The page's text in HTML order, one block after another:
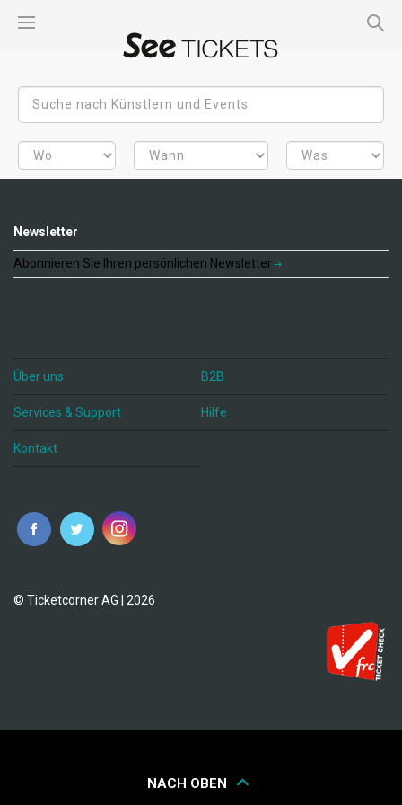
Newsletter
Abonnieren Sie Ihren persönlichen Newsletter
Über uns B2B
Services & Support Hilfe
Kontakt
© Ticketcorner AG | 2026
NACH OBEN